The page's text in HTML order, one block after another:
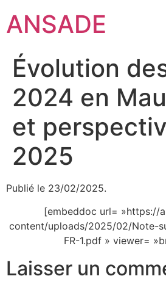
ANSADE
Évolution
2024 en
et
2025
Publié le 23/02/2025.
[embeddoc url= »https://
content/uploads/2025/02/Note-
FR-1.pdf » viewer=
Laisser un